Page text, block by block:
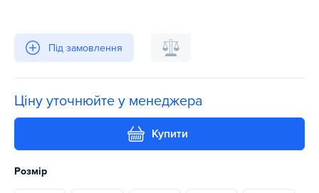
Під замовлення
Ціну уточнюйте у менеджера
Купити
Розмір